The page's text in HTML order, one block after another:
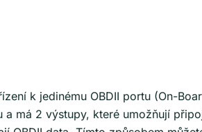
k jedinému OBDII portu (On-
má 2 výstupy, které umožňují